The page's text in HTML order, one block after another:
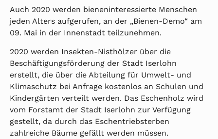
Auch 2020 werden bieneninteressierte Menschen
jeden Alters aufgerufen, an der „Bienen-Demo“ am
09. Mai in der Innenstadt teilzunehmen.
2020 werden Insekten-Nisthölzer über die
Beschäftigungsförderung der Stadt Iserlohn
erstellt, die über die Abteilung für Umwelt- und
Klimaschutz bei Anfrage kostenlos an Schulen und
Kindergärten verteilt werden. Das Eschenholz wird
vom Forstamt der Stadt Iserlohn zur Verfügung
gestellt, da durch das Eschentriebsterben
zahlreiche Bäume gefällt werden müssen.